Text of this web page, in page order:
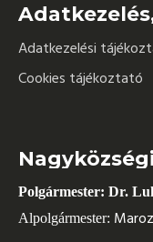
Adatkezelési
Cookies tájékoztató
Polgármester: Dr.
Alpolgármester: